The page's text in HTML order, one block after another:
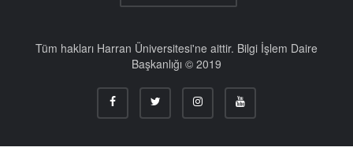
Tüm hakları Harran Üniversitesi'ne aittir. Bilgi İşlem Daire
Başkanlığı © 2019